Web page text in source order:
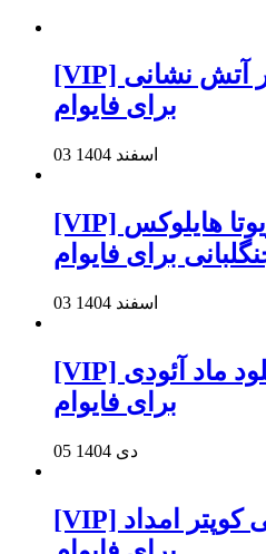
[VIP] دانلود ماد دوج چارجر آتش نشانی
برای فایوام
03 اسفند 1404
[VIP] دانلود ماد تویوتا هایلوکس
برای فایوام
03 اسفند 1404
[VIP] دانلود ماد آئودی Q8 آمبولانس
برای فایوام
05 دی 1404
[VIP] دانلود ماد هلی کوپتر امداد aw139